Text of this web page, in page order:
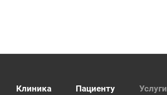
Клиника Пациенту Услуги